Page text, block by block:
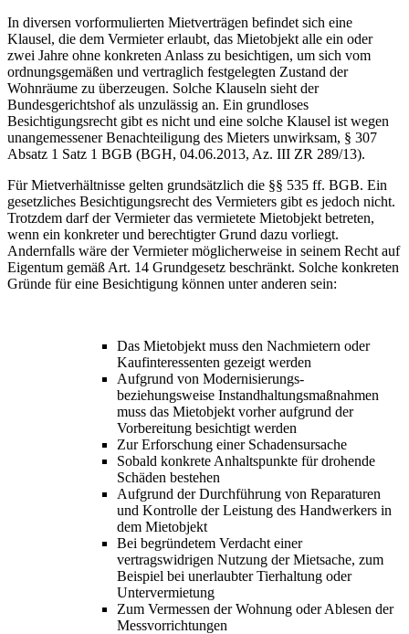
In diversen vorformulierten Mietverträgen befindet sich eine
Klausel, die dem Vermieter erlaubt, das Mietobjekt alle ein oder
zwei Jahre ohne konkreten Anlass zu besichtigen, um sich vom
ordnungsgemäßen und vertraglich festgelegten Zustand der
Wohnräume zu überzeugen. Solche Klauseln sieht der
Bundesgerichtshof als unzulässig an. Ein grundloses
Besichtigungsrecht gibt es nicht und eine solche Klausel ist wegen
unangemessener Benachteiligung des Mieters unwirksam, § 307
Absatz 1 Satz 1 BGB (BGH, 04.06.2013, Az. III ZR 289/13).
Für Mietverhältnisse gelten grundsätzlich die §§ 535 ff. BGB. Ein
gesetzliches Besichtigungsrecht des Vermieters gibt es jedoch nicht.
Trotzdem darf der Vermieter das vermietete Mietobjekt betreten,
wenn ein konkreter und berechtigter Grund dazu vorliegt.
Andernfalls wäre der Vermieter möglicherweise in seinem Recht auf
Eigentum gemäß Art. 14 Grundgesetz beschränkt. Solche konkreten
Gründe für eine Besichtigung können unter anderen sein:
Das Mietobjekt muss den Nachmietern oder
Kaufinteressenten gezeigt werden
Aufgrund von Modernisierungs-
beziehungsweise Instandhaltungsmaßnahmen
muss das Mietobjekt vorher aufgrund der
Vorbereitung besichtigt werden
Zur Erforschung einer Schadensursache
Sobald konkrete Anhaltspunkte für drohende
Schäden bestehen
Aufgrund der Durchführung von Reparaturen
und Kontrolle der Leistung des Handwerkers in
dem Mietobjekt
Bei begründetem Verdacht einer
vertragswidrigen Nutzung der Mietsache, zum
Beispiel bei unerlaubter Tierhaltung oder
Untervermietung
Zum Vermessen der Wohnung oder Ablesen der
Messvorrichtungen